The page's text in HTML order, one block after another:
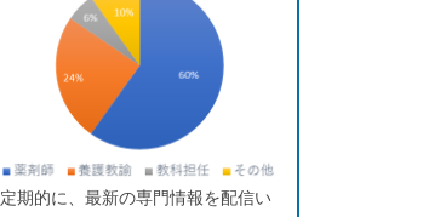
定期的に、最新の専門情報を配信い